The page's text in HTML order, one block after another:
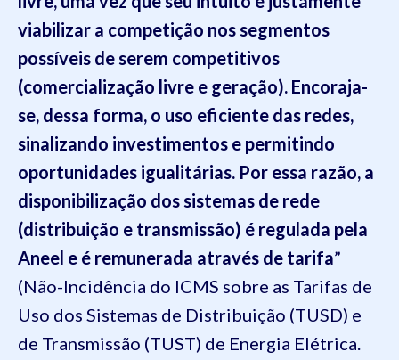
viabilizar a competição nos segmentos
possíveis de serem competitivos
(comercialização livre e geração). Encoraja-
se, dessa forma, o uso eficiente das redes,
sinalizando investimentos e permitindo
oportunidades igualitárias. Por essa razão, a
disponibilização dos sistemas de rede
(distribuição e transmissão) é regulada pela
Aneel e é remunerada através de tarifa”
(Não-Incidência do ICMS sobre as Tarifas de
Uso dos Sistemas de Distribuição (TUSD) e
de Transmissão (TUST) de Energia Elétrica.